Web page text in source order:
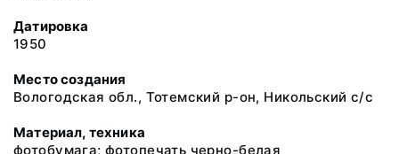
Датировка
1950
Место создания
Вологодская обл., Тотемский р-он, Никольский с/с
Материал, техника
фотобумага; фотопечать черно-белая